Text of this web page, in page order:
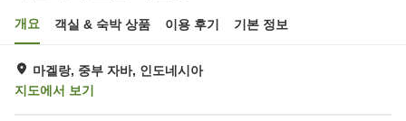
개요 객실 & 숙박 상품 이용 후기 기본 정보
마겔랑, 중부 자바, 인도네시아
지도에서 보기